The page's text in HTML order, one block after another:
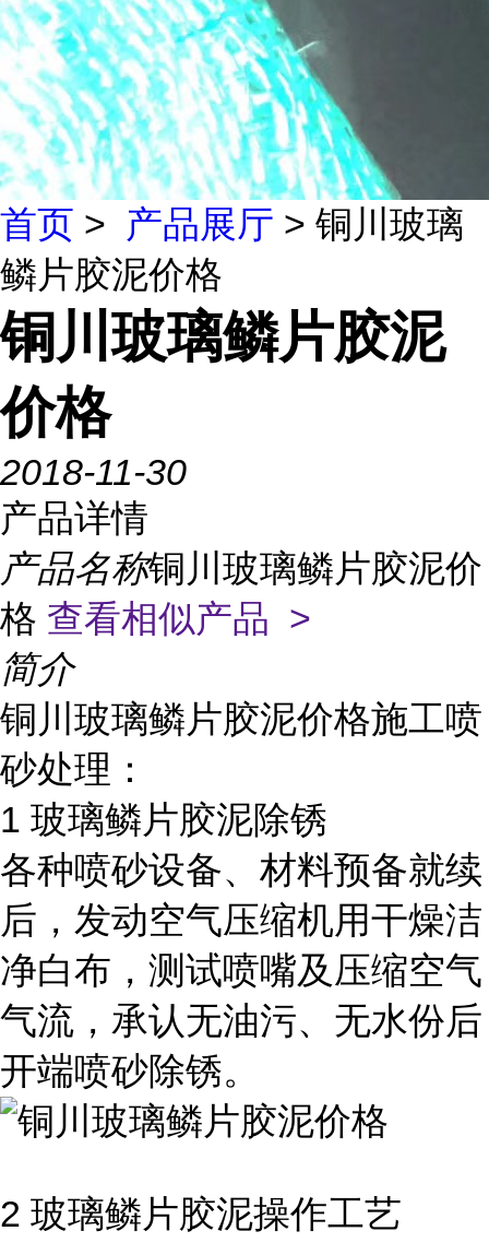
首页 > 产品展厅 > 铜川玻璃
鳞片胶泥价格
铜川玻璃鳞片胶泥
价格
2018-11-30
产品详情
产品名称铜川玻璃鳞片胶泥价
格 查看相似产品 >
简介
铜川玻璃鳞片胶泥价格施工喷
砂处理：
1 玻璃鳞片胶泥除锈
各种喷砂设备、材料预备就续
后，发动空气压缩机用干燥洁
净白布，测试喷嘴及压缩空气
气流，承认无油污、无水份后
开端喷砂除锈。
2 玻璃鳞片胶泥操作工艺